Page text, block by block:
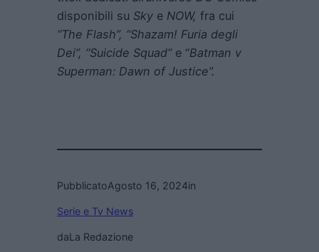
disponibili su Sky e NOW, fra cui
“The Flash”, “Shazam! Furia degli
Dei”, “Suicide Squad” e “Batman v
Superman: Dawn of Justice”.
PubblicatoAgosto 16, 2024in
Serie e Tv News
daLa Redazione